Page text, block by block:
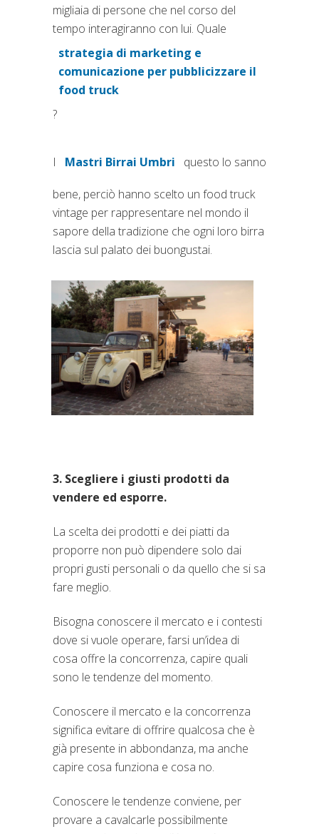
migliaia di persone che nel corso del
tempo interagiranno con lui. Quale
strategia di marketing e
comunicazione per pubblicizzare il
food truck
(si apre in una nuova
?
I Mastri Birrai Umbri
(si apre in una nuova scheda)
questo lo sanno
bene, perciò hanno scelto un food truck
vintage per rappresentare nel mondo il
sapore della tradizione che ogni loro birra
lascia sul palato dei buongustai.
3. Scegliere i giusti prodotti da
vendere ed esporre.
La scelta dei prodotti e dei piatti da
proporre non può dipendere solo dai
propri gusti personali o da quello che si sa
fare meglio.
Bisogna conoscere il mercato e i contesti
dove si vuole operare, farsi un’idea di
cosa offre la concorrenza, capire quali
sono le tendenze del momento.
Conoscere il mercato e la concorrenza
significa evitare di offrire qualcosa che è
già presente in abbondanza, ma anche
capire cosa funziona e cosa no.
Conoscere le tendenze conviene, per
provare a cavalcarle possibilmente